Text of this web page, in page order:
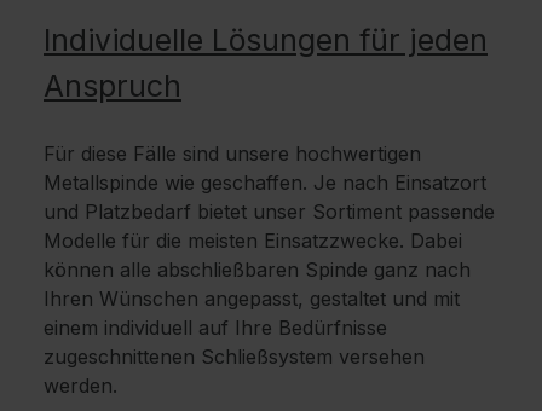
Individuelle Lösungen für jeden
Anspruch
Für diese Fälle sind unsere hochwertigen
Metallspinde wie geschaffen. Je nach Einsatzort
und Platzbedarf bietet unser Sortiment passende
Modelle für die meisten Einsatzzwecke. Dabei
können alle abschließbaren Spinde ganz nach
Ihren Wünschen angepasst, gestaltet und mit
einem individuell auf Ihre Bedürfnisse
zugeschnittenen Schließsystem versehen
werden.